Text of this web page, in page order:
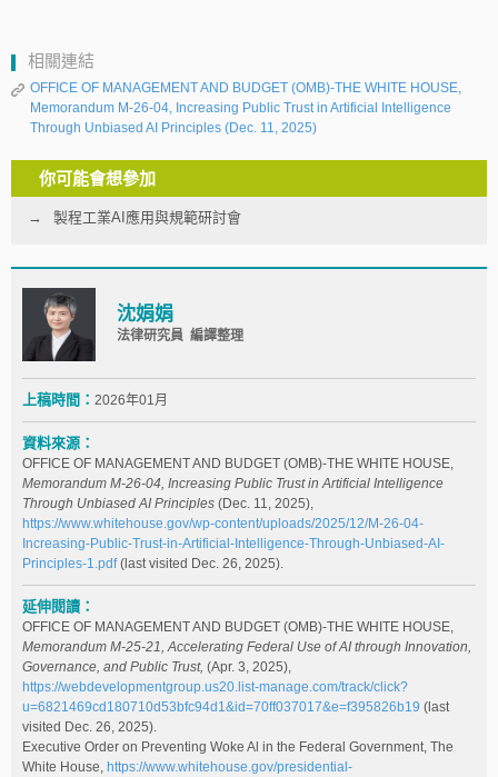
相關連結
OFFICE OF MANAGEMENT AND BUDGET (OMB)-THE WHITE HOUSE,
Memorandum M-26-04, Increasing Public Trust in Artificial Intelligence
Through Unbiased AI Principles (Dec. 11, 2025)
你可能會想參加
製程工業AI應用與規範研討會
沈娟娟
法律研究員 編譯整理
上稿時間： 2026年01月
資料來源：
OFFICE OF MANAGEMENT AND BUDGET (OMB)-THE WHITE HOUSE,
Memorandum M-26-04, Increasing Public Trust in Artificial Intelligence
Through Unbiased AI Principles (Dec. 11, 2025),
https://www.whitehouse.gov/wp-content/uploads/2025/12/M-26-04-
Increasing-Public-Trust-in-Artificial-Intelligence-Through-Unbiased-AI-
Principles-1.pdf(last visited Dec. 26, 2025).
延伸閱讀：
OFFICE OF MANAGEMENT AND BUDGET (OMB)-THE WHITE HOUSE,
Memorandum M-25-21, Accelerating Federal Use of AI through Innovation,
Governance, and Public Trust, (Apr. 3, 2025),
https://webdevelopmentgroup.us20.list-manage.com/track/click?
u=6821469cd180710d53bfc94d1&id=70ff037017&e=f395826b19 (last
visited Dec. 26, 2025).
Executive Order on Preventing Woke Al in the Federal Government, The
White House, https://www.whitehouse.gov/presidential-